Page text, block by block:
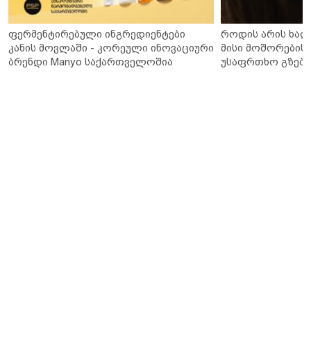
ფერმენტირებული ინგრედიენტები
კანის მოვლაში - კორეული ინოვაციური
ბრენდი Manyo საქართველოშია
როდის არის
მისი მოშორების
უსაფრთხო გზები